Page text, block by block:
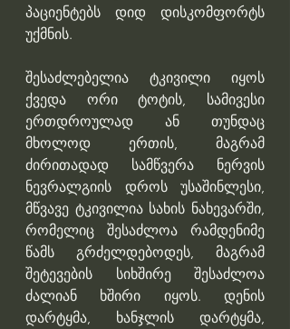
პაციენტებს დიდ დისკომფორტს
უქმნის.
შესაძლებელია ტკივილი იყოს
ქვედა ორი ტოტის, სამივესი
ერთდროულად ან თუნდაც
მხოლოდ ერთის, მაგრამ
ძირითადად სამწვერა ნერვის
ნევრალგიის დროს უსაშინლესი,
მწვავე ტკივილია სახის ნახევარში,
რომელიც შესაძლოა რამდენიმე
წამს გრძელდებოდეს, მაგრამ
შეტევების სიხშირე შესაძლოა
ძალიან ხშირი იყოს. დენის
დარტყმა, ხანჯლის დარტყმა,